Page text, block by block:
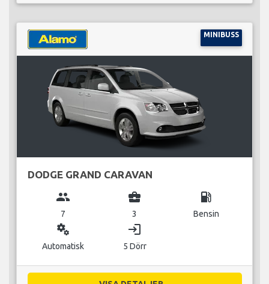
MINIBUSS
DODGE GRAND CARAVAN
group
7
business_center
3
local_gas_station
Bensin
miscellaneous_services
Automatisk
login
5 Dörr